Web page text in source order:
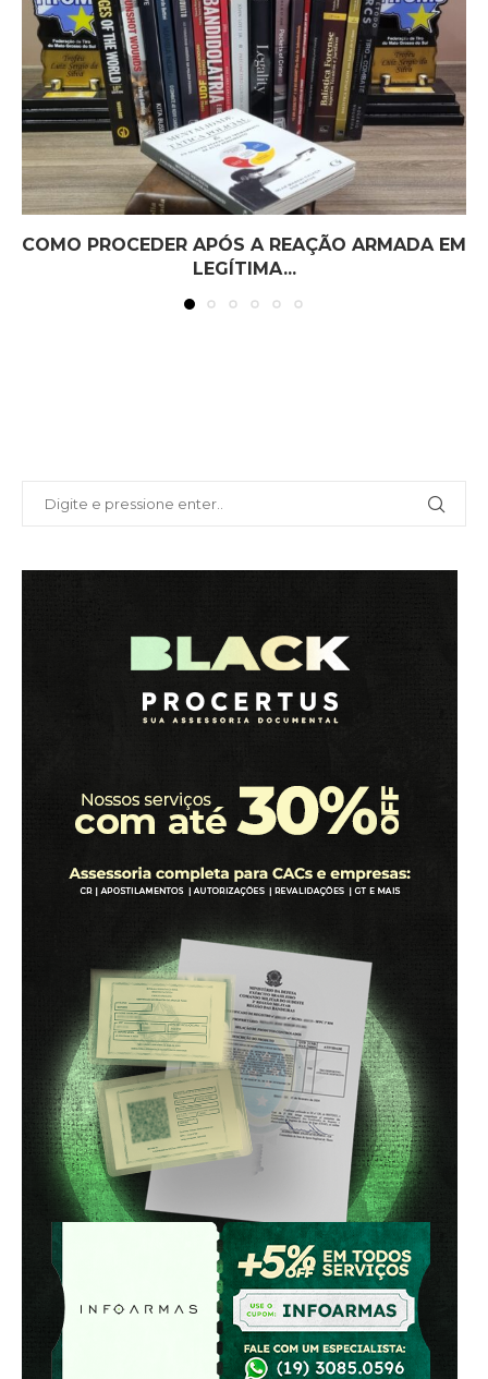
COMO PROCEDER APÓS A REAÇÃO ARMADA EM
LEGÍTIMA...